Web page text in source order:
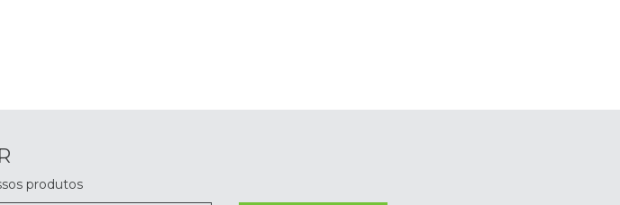
produtos